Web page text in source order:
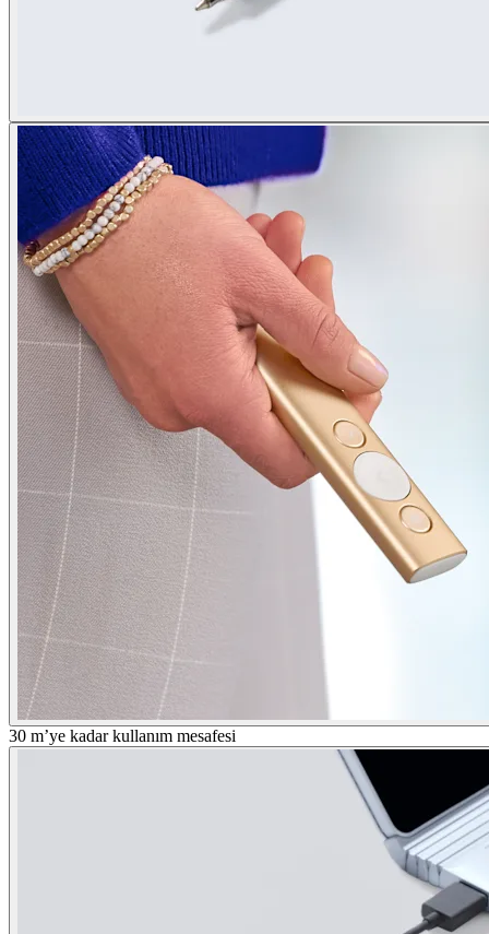
30 m’ye kadar kullanım mesafesi